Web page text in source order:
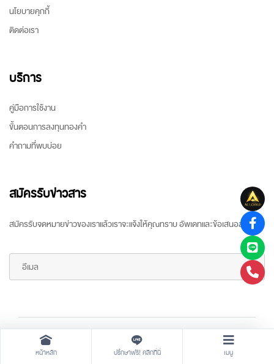
นโยบายคุกกี้
ติดต่อเรา
บริการ
คู่มือการใช้งาน
ขั้นตอนการลงทุนทองคำ
คำถามที่พบบ่อย
สมัครรับข่าวสาร
สมัครรับจดหมายข่าวของเราแล้วเราจะแจ้งให้คุณทราบ อัพเดทและข้อเสนอล่าสุด
Copyright © 2026 All rights reserved ARR Gold Trading
หน้าหลัก ปรึกษาฟรี! คลิกที่นี่ เมนู